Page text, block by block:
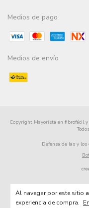
Al navegar por este sitio
experiencia de compra.
Medios de pago
Medios de envío
Copyright Mayorista en fibrofácil
Defensa de las y los